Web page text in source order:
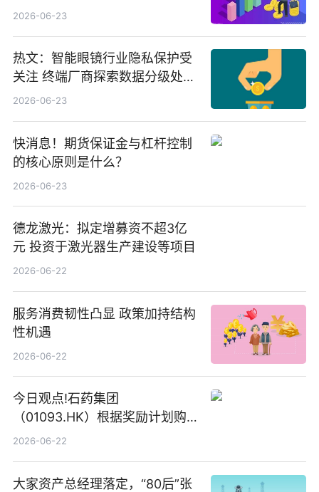
份，重仓股紫金矿业、洛阳钼
2026-06-23
热文：智能眼镜行业隐私保护受
关注 终端厂商探索数据分级处理
等方案
2026-06-23
快消息！期货保证金与杠杆控制
的核心原则是什么？
2026-06-23
德龙激光：拟定增募资不超3亿
元 投资于激光器生产建设等项目
2026-06-22
服务消费韧性凸显 政策加持结构
性机遇
2026-06-22
今日观点!石药集团
（01093.HK）根据奖励计划购
回580万股
2026-06-22
大家资产总经理落定，“80后”张